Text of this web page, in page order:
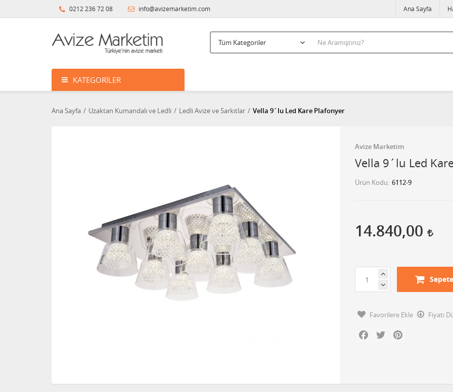
0212 236 72 08 info@avizemarketim.com Ana Sayfa
KATEGORILER
Ana Sayfa Uzaktan Kumandalı ve Ledli Ledli Avize ve Sarkıtlar Vella 9´lu Led Kare Plafonyer
Avize Marketim
Vella 9´lu Led
Ürün Kodu 6112-9
14.840,00
Favorilere Ekle
Fiyatı
Facebook
Twitter